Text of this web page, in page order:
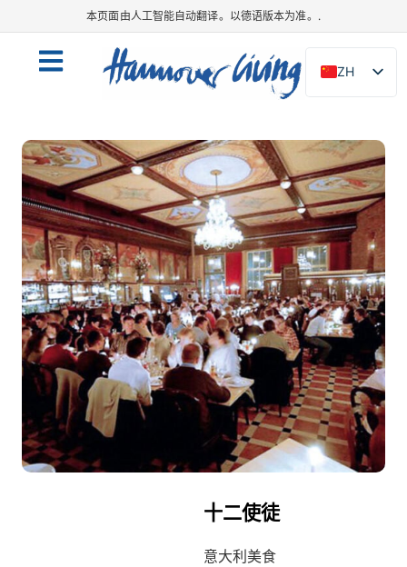
本页面由人工智能自动翻译。以德语版本为准。.
ZH
DE
NL
PL
ES
IT
DA
SV
FR
PT
TR
RU
FI
十二使徒
意大利美食